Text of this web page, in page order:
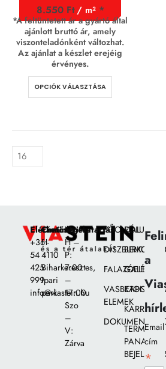
8.550 Ft / m²
*A feltüntetett ár a gyártó által
ajánlott bruttó ár, amely
viszonteladónként változhat.
Az ajánlat a készlet erejéig
érvényes.
OPCIÓK VÁLASZTÁSA
Elérhetőségek:
+36
54
425
999
info@viastein.hu
Címünk:
H-
4110
Biharkeresztes,
Ipari
park
Nyitvatartás
H –
P:
7:00
–
17:00
Szo
–
V:
Zárva
FŐOLDAL
FALAZÓELEMEK
VASBETON
ELEMEK
RÓLUNK
GALÉRIA
KARRIER
TERMÉK
PANASZ
a
Email
cím
*